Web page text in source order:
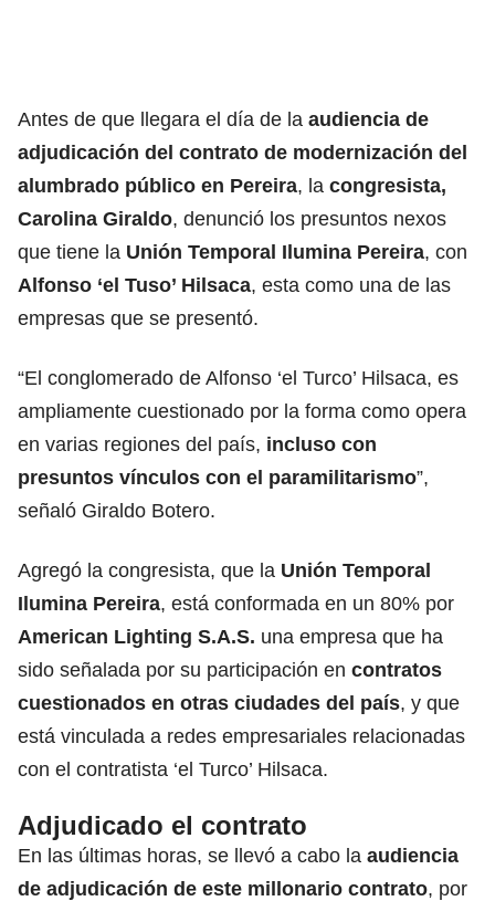
Antes de que llegara el día de la audiencia de
adjudicación del contrato de modernización del
alumbrado público en Pereira, la congresista,
Carolina Giraldo, denunció los presuntos nexos
que tiene la Unión Temporal Ilumina Pereira, con
Alfonso ‘el Tuso’ Hilsaca, esta como una de las
empresas que se presentó.
“El conglomerado de Alfonso ‘el Turco’ Hilsaca, es
ampliamente cuestionado por la forma como opera
en varias regiones del país, incluso con
presuntos vínculos con el paramilitarismo”,
señaló Giraldo Botero.
Agregó la congresista, que la Unión Temporal
Ilumina Pereira, está conformada en un 80% por
American Lighting S.A.S. una empresa que ha
sido señalada por su participación en contratos
cuestionados en otras ciudades del país, y que
está vinculada a redes empresariales relacionadas
con el contratista ‘el Turco’ Hilsaca.
Adjudicado el contrato
En las últimas horas, se llevó a cabo la audiencia
de adjudicación de este millonario contrato, por